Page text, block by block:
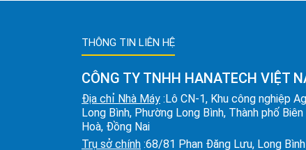
THÔNG TIN LIÊN HỆ
CÔNG TY TNHH HANATECH VIỆT
Địa chỉ Nhà Máy :Lô CN-1, Khu công nghiệp
Long Bình, Phường Long Bình, Thành phố Biên
Hoà, Đồng Nai
Trụ sở chính :68/81 Phan Đăng Lưu, Long Bình